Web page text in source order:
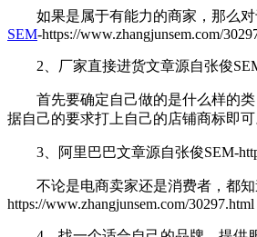
如果是属于有能力的商家，那么对
SEM-https://www.zhangjunsem.com/
2、厂家直接进货文章源自张俊
首先要确定自己做的是什么样的类
据自己的要求打上自己的店铺商标即
3、阿里巴巴文章源自张俊SEM-
不论是电商卖家还是消费者，都知
https://www.zhangjunsem.com/30297.html